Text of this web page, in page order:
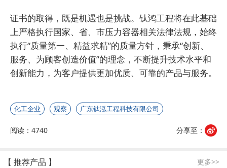
证书的取得，既是机遇也是挑战。钛鸿工程将在此基础
上严格执行国家、省、市压力容器相关法律法规，始终
执行“质量第一、精益求精”的质量方针，秉承“创新、
服务、为顾客创造价值”的理念，不断提升技术水平和
创新能力，为客户提供更加优质、可靠的产品与服务。
化工企业 观察 广东钛泓工程科技有限公司
阅读：4740 分享至：
【 推荐产品 】 更多>>